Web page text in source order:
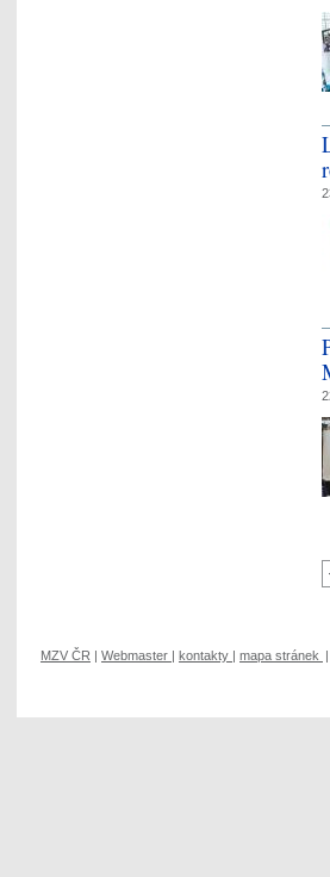
MZV ČR | Webmaster | kontakty | mapa stránek |